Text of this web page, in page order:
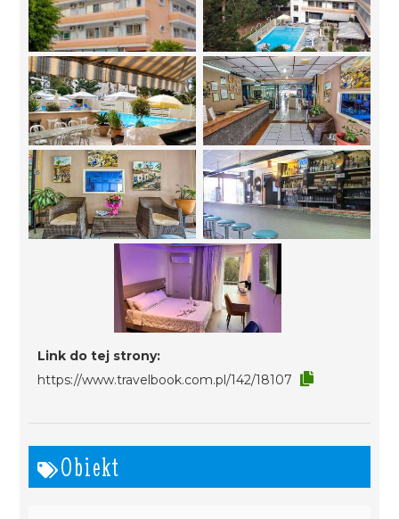
Link do tej strony:
https://www.travelbook.com.pl/142/18107
Obiekt